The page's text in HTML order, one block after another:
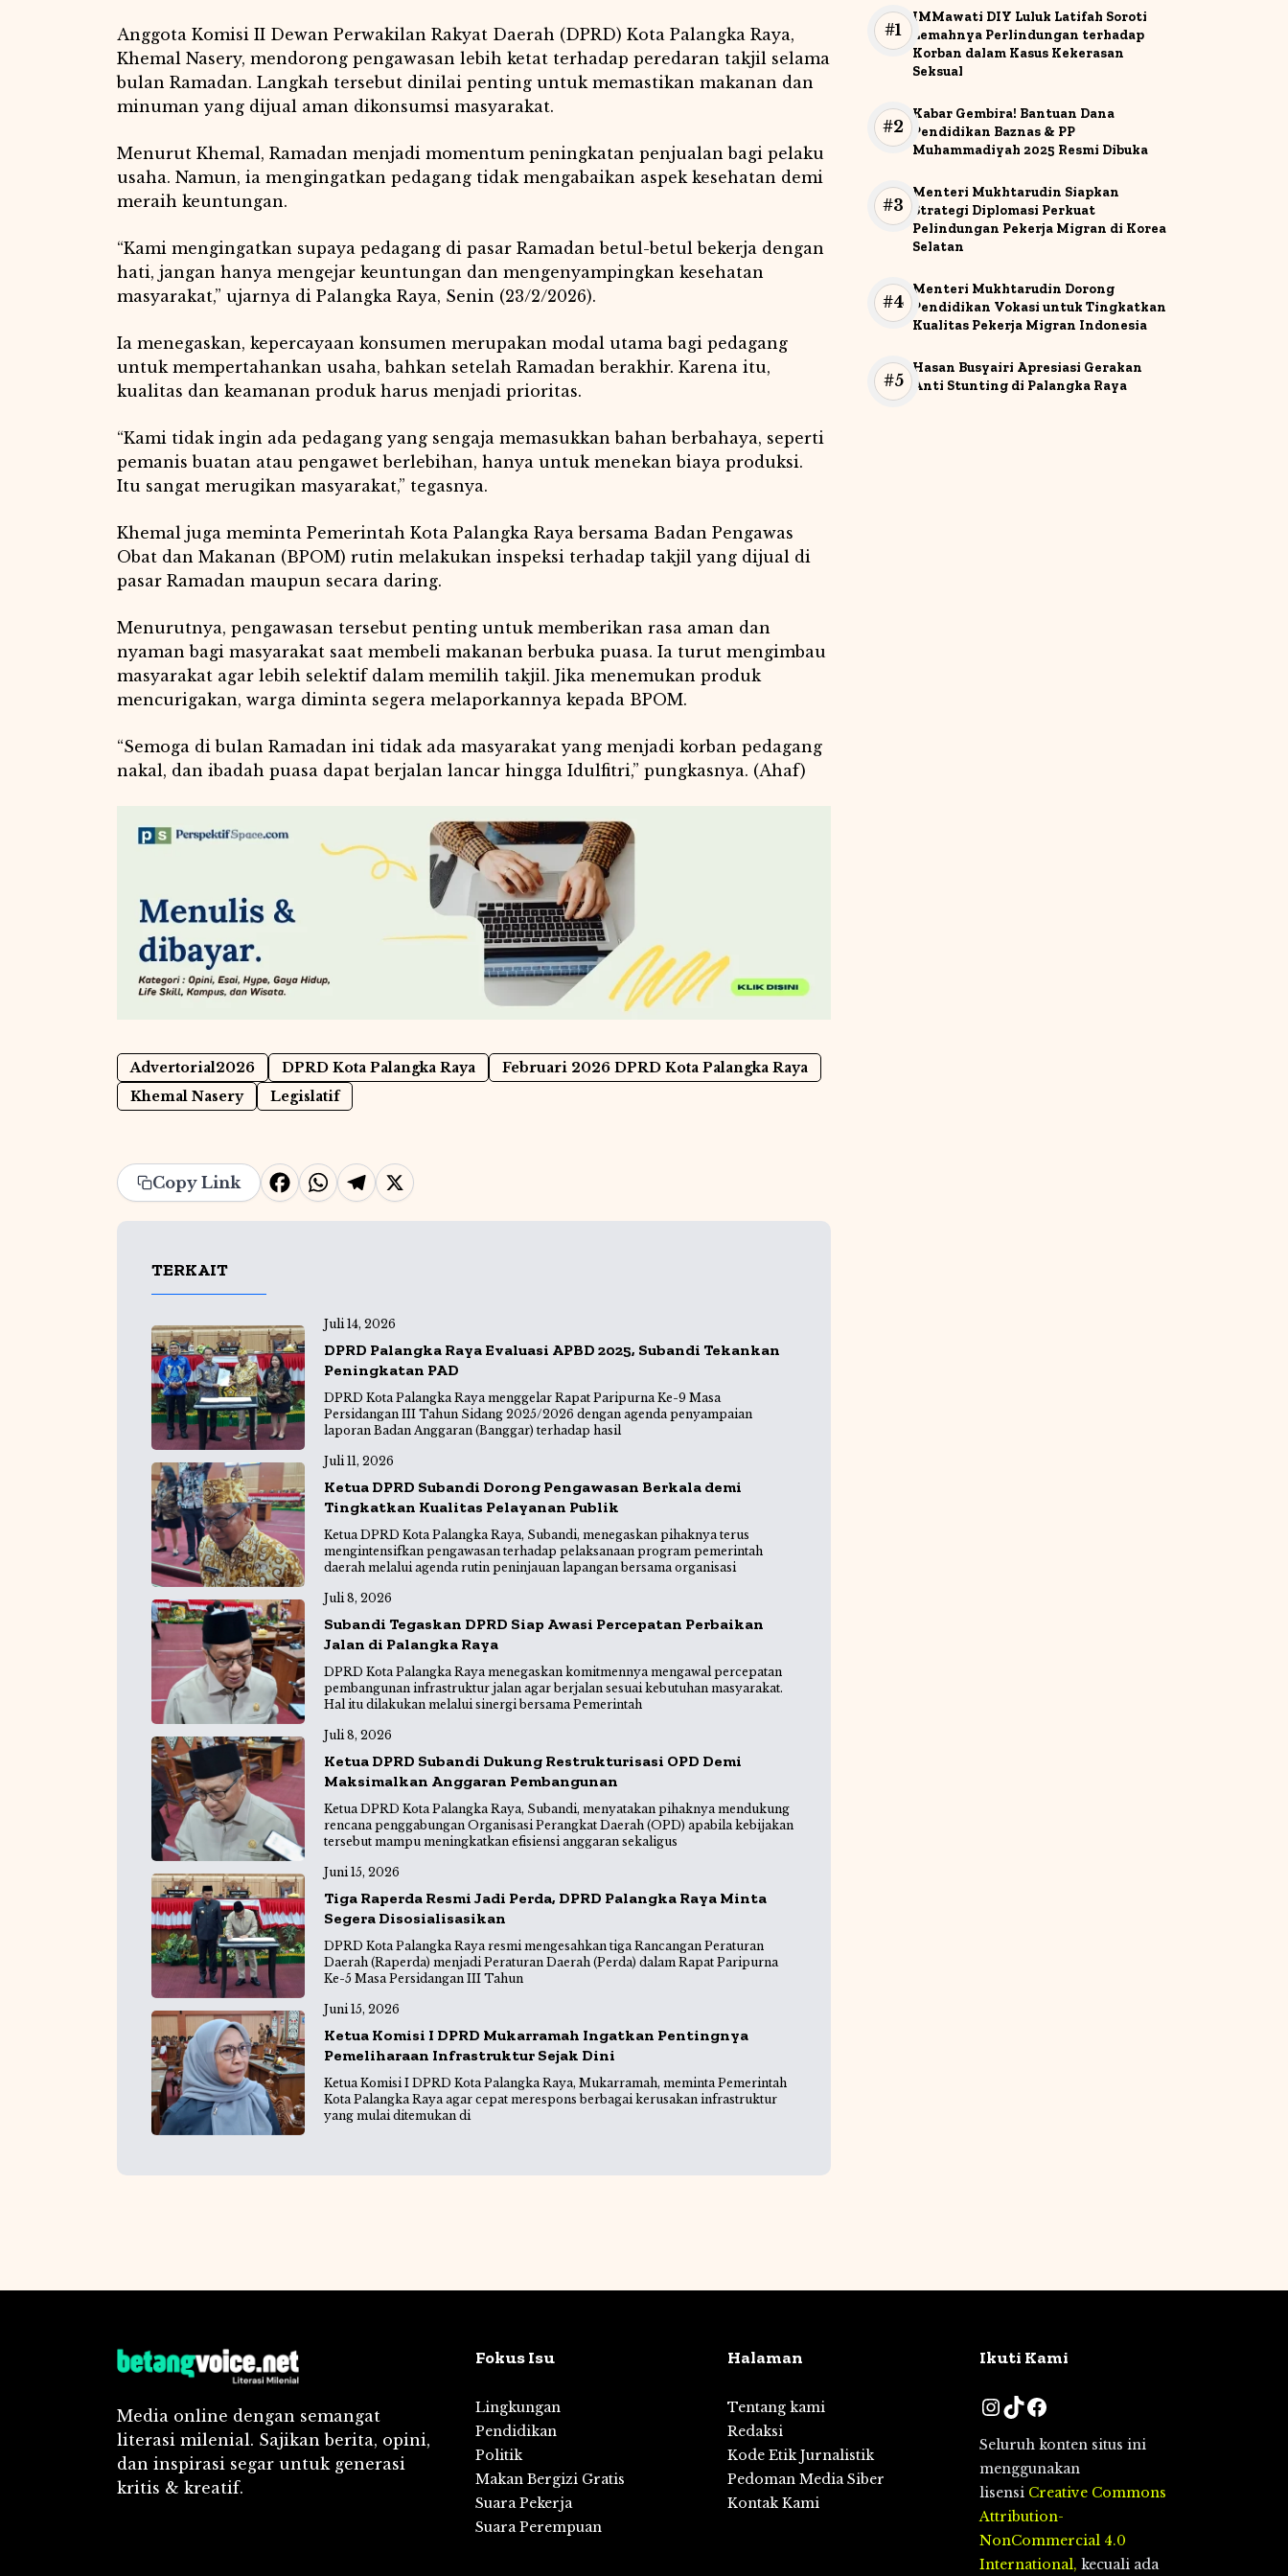
Anggota Komisi II Dewan Perwakilan Rakyat Daerah (DPRD) Kota Palangka Raya,
Khemal Nasery, mendorong pengawasan lebih ketat terhadap peredaran takjil selama
bulan Ramadan. Langkah tersebut dinilai penting untuk memastikan makanan dan
minuman yang dijual aman dikonsumsi masyarakat.
Menurut Khemal, Ramadan menjadi momentum peningkatan penjualan bagi pelaku
usaha. Namun, ia mengingatkan pedagang tidak mengabaikan aspek kesehatan demi
meraih keuntungan.
“Kami mengingatkan supaya pedagang di pasar Ramadan betul-betul bekerja dengan
hati, jangan hanya mengejar keuntungan dan mengenyampingkan kesehatan
masyarakat,” ujarnya di Palangka Raya, Senin (23/2/2026).
Ia menegaskan, kepercayaan konsumen merupakan modal utama bagi pedagang
untuk mempertahankan usaha, bahkan setelah Ramadan berakhir. Karena itu,
kualitas dan keamanan produk harus menjadi prioritas.
“Kami tidak ingin ada pedagang yang sengaja memasukkan bahan berbahaya, seperti
pemanis buatan atau pengawet berlebihan, hanya untuk menekan biaya produksi.
Itu sangat merugikan masyarakat,” tegasnya.
Khemal juga meminta Pemerintah Kota Palangka Raya bersama Badan Pengawas
Obat dan Makanan (BPOM) rutin melakukan inspeksi terhadap takjil yang dijual di
pasar Ramadan maupun secara daring.
Menurutnya, pengawasan tersebut penting untuk memberikan rasa aman dan
nyaman bagi masyarakat saat membeli makanan berbuka puasa. Ia turut mengimbau
masyarakat agar lebih selektif dalam memilih takjil. Jika menemukan produk
mencurigakan, warga diminta segera melaporkannya kepada BPOM.
“Semoga di bulan Ramadan ini tidak ada masyarakat yang menjadi korban pedagang
nakal, dan ibadah puasa dapat berjalan lancar hingga Idulfitri,” pungkasnya. (Ahaf)
Advertorial2026 DPRD Kota Palangka Raya
Februari 2026 DPRD Kota Palangka Raya
Khemal Nasery
Legislatif
Copy Link
F
a
o
o
k
W
h
p
p
T
e
g
r
a
m
X
TERKAIT
Juli 14, 2026
DPRD Palangka Raya Evaluasi APBD 2025, Subandi Tekankan
Peningkatan PAD
DPRD Kota Palangka Raya menggelar Rapat Paripurna Ke-9 Masa
Persidangan III Tahun Sidang 2025/2026 dengan agenda penyampaian
laporan Badan Anggaran (Banggar) terhadap hasil
Juli 11, 2026
Ketua DPRD Subandi Dorong Pengawasan Berkala demi
Tingkatkan Kualitas Pelayanan Publik
Ketua DPRD Kota Palangka Raya, Subandi, menegaskan pihaknya terus
mengintensifkan pengawasan terhadap pelaksanaan program pemerintah
daerah melalui agenda rutin peninjauan lapangan bersama organisasi
Juli 8, 2026
Subandi Tegaskan DPRD Siap Awasi Percepatan Perbaikan
Jalan di Palangka Raya
DPRD Kota Palangka Raya menegaskan komitmennya mengawal percepatan
pembangunan infrastruktur jalan agar berjalan sesuai kebutuhan masyarakat.
Hal itu dilakukan melalui sinergi bersama Pemerintah
Juli 8, 2026
Ketua DPRD Subandi Dukung Restrukturisasi OPD Demi
Maksimalkan Anggaran Pembangunan
Ketua DPRD Kota Palangka Raya, Subandi, menyatakan pihaknya mendukung
rencana penggabungan Organisasi Perangkat Daerah (OPD) apabila kebijakan
tersebut mampu meningkatkan efisiensi anggaran sekaligus
Juni 15, 2026
Tiga Raperda Resmi Jadi Perda, DPRD Palangka Raya Minta
Segera Disosialisasikan
DPRD Kota Palangka Raya resmi mengesahkan tiga Rancangan Peraturan
Daerah (Raperda) menjadi Peraturan Daerah (Perda) dalam Rapat Paripurna
Ke-5 Masa Persidangan III Tahun
Juni 15, 2026
Ketua Komisi I DPRD Mukarramah Ingatkan Pentingnya
Pemeliharaan Infrastruktur Sejak Dini
Ketua Komisi I DPRD Kota Palangka Raya, Mukarramah, meminta Pemerintah
Kota Palangka Raya agar cepat merespons berbagai kerusakan infrastruktur
yang mulai ditemukan di
IMMawati DIY Luluk Latifah Soroti
Lemahnya Perlindungan terhadap
Korban dalam Kasus Kekerasan
Seksual
Kabar Gembira! Bantuan Dana
Pendidikan Baznas & PP
Muhammadiyah 2025 Resmi Dibuka
Menteri Mukhtarudin Siapkan
Strategi Diplomasi Perkuat
Pelindungan Pekerja Migran di Korea
Selatan
Menteri Mukhtarudin Dorong
Pendidikan Vokasi untuk Tingkatkan
Kualitas Pekerja Migran Indonesia
Hasan Busyairi Apresiasi Gerakan
Anti Stunting di Palangka Raya
Media online dengan semangat
literasi milenial. Sajikan berita, opini,
dan inspirasi segar untuk generasi
kritis & kreatif.
Fokus Isu
Lingkungan
Pendidikan
Politik
Makan Bergizi Gratis
Suara Pekerja
Suara Perempuan
Halaman
Tentang kami
Redaksi
Kode Etik Jurnalistik
Pedoman Media Siber
Kontak Kami
Ikuti Kami
Instagram
TikTok
Facebook
Seluruh konten situs ini
menggunakan
lisensi Creative Commons
Attribution-
NonCommercial 4.0
International, kecuali ada